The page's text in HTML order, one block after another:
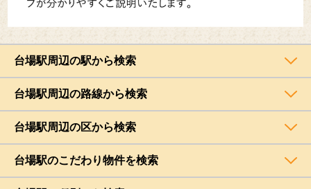
台場駅周辺の駅から検索
台場駅周辺の路線から検索
台場駅周辺の区から検索
台場駅のこだわり物件を検索